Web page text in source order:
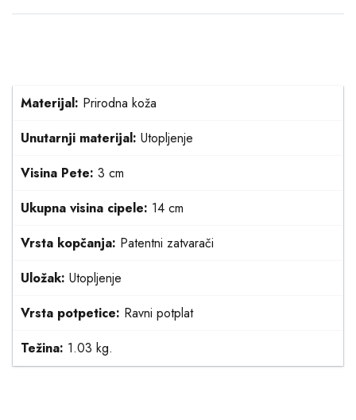
Materijal: Prirodna koža
Unutarnji materijal: Utopljenje
Visina Pete: 3 cm
Ukupna visina cipele: 14 cm
Vrsta kopčanja: Patentni zatvarači
Uložak: Utopljenje
Vrsta potpetice: Ravni potplat
Težina: 1.03 kg.